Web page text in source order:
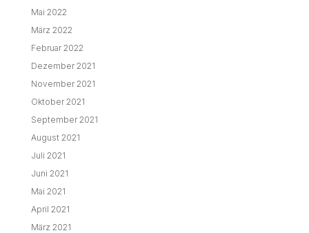
Mai 2022
März 2022
Februar 2022
Dezember 2021
November 2021
Oktober 2021
September 2021
August 2021
Juli 2021
Juni 2021
Mai 2021
April 2021
März 2021